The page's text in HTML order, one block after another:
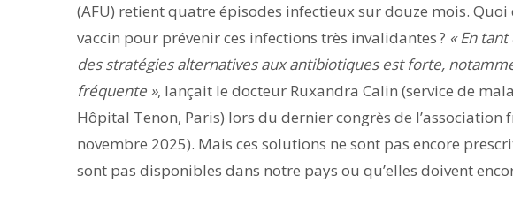
(AFU) retient quatre épisodes infectieux sur douze mois.
vaccin pour prévenir ces infections très invalidantes ? « En
des stratégies alternatives aux antibiotiques est forte,
fréquente », lançait le docteur Ruxandra Calin (service de
Hôpital Tenon, Paris) lors du dernier congrès de l’association
novembre 2025). Mais ces solutions ne sont pas encore
sont pas disponibles dans notre pays ou qu’elles doivent